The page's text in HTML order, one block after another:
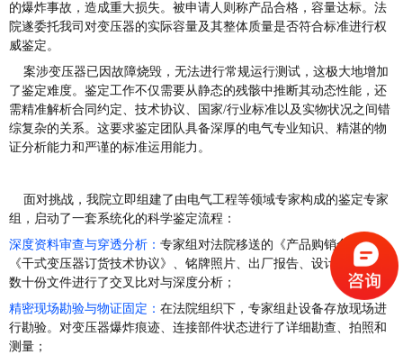
的爆炸事故，造成重大损失。被申请人则称产品合格，容量达标。法
院遂委托我司对变压器的实际容量及其整体质量是否符合标准进行权
威鉴定。
案涉变压器已因故障烧毁，无法进行常规运行测试，这极大地增加
了鉴定难度。鉴定工作不仅需要从静态的残骸中推断其动态性能，还
需精准解析合同约定、技术协议、国家/行业标准以及实物状况之间错
综复杂的关系。这要求鉴定团队具备深厚的电气专业知识、精湛的物
证分析能力和严谨的标准运用能力。
面对挑战，我院立即组建了由电气工程等领域专家构成的鉴定专家
组，启动了一套系统化的科学鉴定流程：
深度资料审查与穿透分析： 专家组对法院移送的《产品购销合同》、
《干式变压器订货技术协议》、铭牌照片、出厂报告、设计计算单等
数十份文件进行了交叉比对与深度分析；
精密现场勘验与物证固定： 在法院组织下，专家组赴设备存放现场进
行勘验。对变压器爆炸痕迹、连接部件状态进行了详细勘查、拍照和
测量；